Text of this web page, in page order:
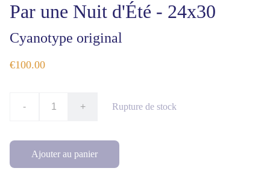
Par une Nuit d'Été - 24x30
Cyanotype original
€100.00
- + Rupture de stock
Ajouter au panier